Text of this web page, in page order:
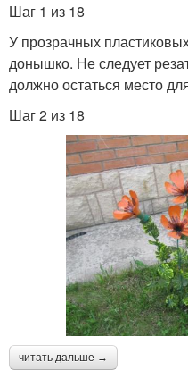
Шаг 1 из 18
У прозрачных
донышко. Не следует
должно остаться место
Шаг 2 из 18
читать дальше →